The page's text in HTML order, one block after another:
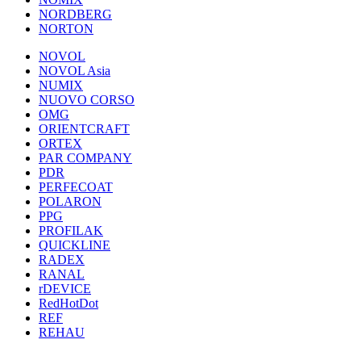
NORDBERG
NORTON
NOVOL
NOVOL Asia
NUMIX
NUOVO CORSO
OMG
ORIENTCRAFT
ORTEX
PAR COMPANY
PDR
PERFECOAT
POLARON
PPG
PROFILAK
QUICKLINE
RADEX
RANAL
rDEVICE
RedHotDot
REF
REHAU